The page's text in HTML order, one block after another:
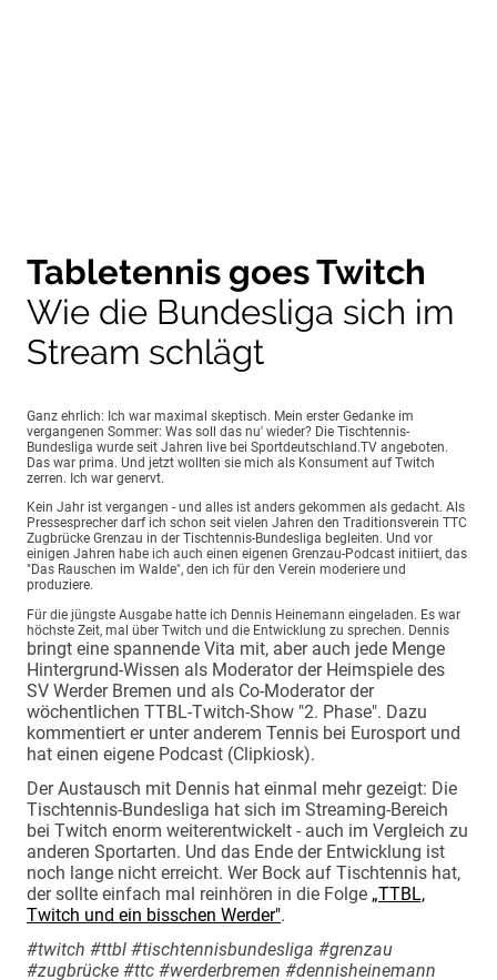
Tabletennis goes Twitch
Wie die Bundesliga sich im
Stream schlägt
Ganz ehrlich: Ich war maximal skeptisch. Mein erster Gedanke im
vergangenen Sommer: Was soll das nu' wieder? Die Tischtennis-
Bundesliga wurde seit Jahren live bei Sportdeutschland.TV angeboten.
Das war prima. Und jetzt wollten sie mich als Konsument auf Twitch
zerren. Ich war genervt.
Kein Jahr ist vergangen - und alles ist anders gekommen als gedacht. Als
Pressesprecher darf ich schon seit vielen Jahren den Traditionsverein TTC
Zugbrücke Grenzau in der Tischtennis-Bundesliga begleiten. Und vor
einigen Jahren habe ich auch einen eigenen Grenzau-Podcast initiiert, das
"Das Rauschen im Walde", den ich für den Verein moderiere und
produziere.
Für die jüngste Ausgabe hatte ich Dennis Heinemann eingeladen. Es war
höchste Zeit, mal über Twitch und die Entwicklung zu sprechen. Dennis
bringt eine spannende Vita mit, aber auch jede Menge
Hintergrund-Wissen als Moderator der Heimspiele des
SV Werder Bremen und als Co-Moderator der
wöchentlichen TTBL-Twitch-Show "2. Phase". Dazu
kommentiert er unter anderem Tennis bei Eurosport und
hat einen eigene Podcast (Clipkiosk).
Der Austausch mit Dennis hat einmal mehr gezeigt: Die
Tischtennis-Bundesliga hat sich im Streaming-Bereich
bei Twitch enorm weiterentwickelt - auch im Vergleich zu
anderen Sportarten. Und das Ende der Entwicklung ist
noch lange nicht erreicht. Wer Bock auf Tischtennis hat,
der sollte einfach mal reinhören in die Folge „TTBL,
Twitch und ein bisschen Werder".
#twitch #ttbl #tischtennisbundesliga #grenzau
#zugbrücke #ttc #werderbremen #dennisheinemann